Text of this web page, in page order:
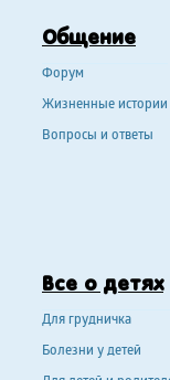
Общение
Форум
Жизненные истории
Вопросы и ответы
Все о детях
Для грудничка
Болезни у детей